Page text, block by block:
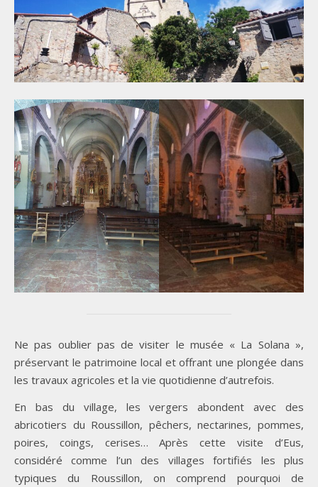
Ne pas oublier pas de visiter le musée « La Solana »,
préservant le patrimoine local et offrant une plongée dans
les travaux agricoles et la vie quotidienne d’autrefois.
En bas du village, les vergers abondent avec des
abricotiers du Roussillon, pêchers, nectarines, pommes,
poires, coings, cerises… Après cette visite d’Eus,
considéré comme l’un des villages fortifiés les plus
typiques du Roussillon, on comprend pourquoi de